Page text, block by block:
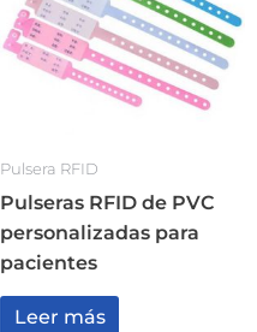
Pulsera RFID
Pulseras RFID de PVC
personalizadas para
pacientes
Leer más